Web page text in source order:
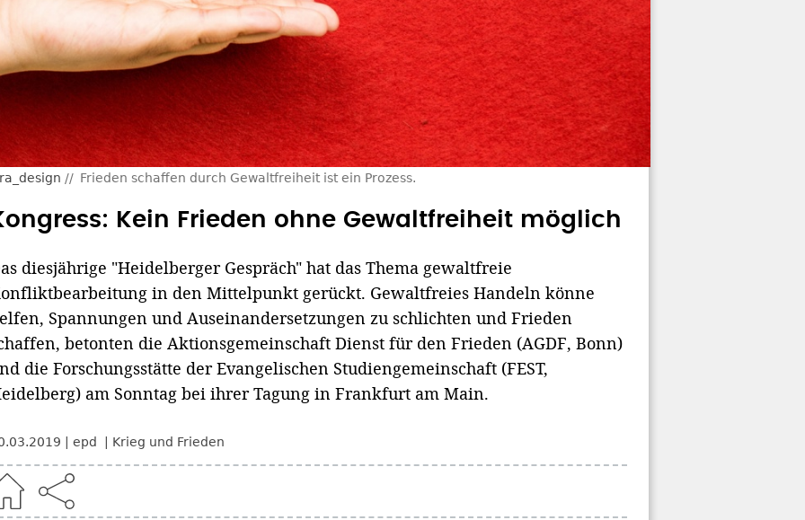
Frieden schaffen durch Gewaltfreiheit ist ein Prozess.
Kein Frieden ohne Gewaltfreiheit möglich
diesjährige "Heidelberger Gespräch" hat das Thema gewaltfreie
in den Mittelpunkt gerückt. Gewaltfreies Handeln könne
Spannungen und Auseinandersetzungen zu schlichten und Frieden
betonten die Aktionsgemeinschaft Dienst für den Frieden (AGDF, Bonn)
die Forschungsstätte der Evangelischen Studiengemeinschaft (FEST,
am Sonntag bei ihrer Tagung in Frankfurt am Main.
epd Krieg und Frieden